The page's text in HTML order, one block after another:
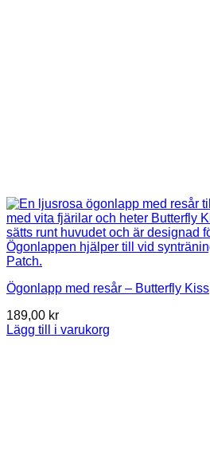
Ögonlapp med resår – Butterfly Kiss
189,00 kr
Lägg till i varukorg